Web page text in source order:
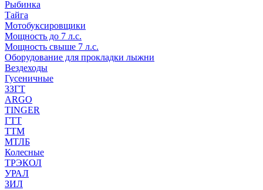
Рыбинка
Тайга
Мотобуксировщики
Мощность до 7 л.с.
Мощность свыше 7 л.с.
Оборудование для прокладки лыжни
Вездеходы
Гусеничные
ЗЗГТ
ARGO
TINGER
ГТТ
ТТМ
МТЛБ
Колесные
ТРЭКОЛ
УРАЛ
ЗИЛ